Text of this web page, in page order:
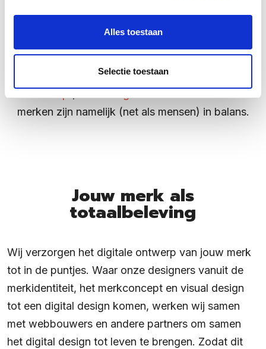
Alles toestaan
Selectie toestaan
‘meaningful brand flow’ principe. Deze gaat uit van
een juiste balans tussenmerkstrategie
merken zijn namelijk (net als mensen) in balans.
Jouw merk als
totaalbeleving
Wij verzorgen het digitale ontwerp van jouw merk
tot in de puntjes. Waar onze designers vanuit de
merkidentiteit, het merkconcept en visual design
tot een digital design komen, werken wij samen
met webbouwers en andere partners om samen
het digital design tot leven te brengen. Zodat dit